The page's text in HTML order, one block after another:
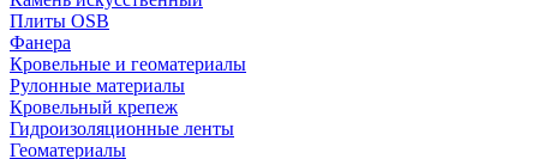
Плиты OSB
Фанера
Кровельные и геоматериалы
Рулонные материалы
Кровельный крепеж
Гидроизоляционные ленты
Геоматериалы